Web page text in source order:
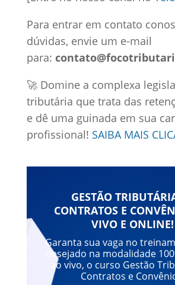
Para entrar em contato
dúvidas, envie um e-mail
para:
🚀 Domine a complexa
tributária que trata das
e dê uma guinada em sua
profissional! SAIBA MAIS
GESTÃO
CONTRATOS E
VIVO E ONLINE!
Garanta sua vaga no
desejado na modalidade
ao vivo, o curso Gestão
Contratos e